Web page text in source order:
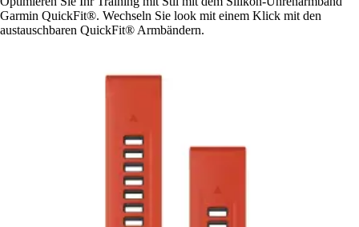
Garmin QuickFit®. Wechseln Sie look mit einem Klick mit den
austauschbaren QuickFit® Armbändern.